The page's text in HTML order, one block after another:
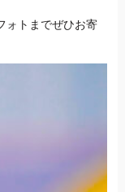
ォトまでぜひお寄